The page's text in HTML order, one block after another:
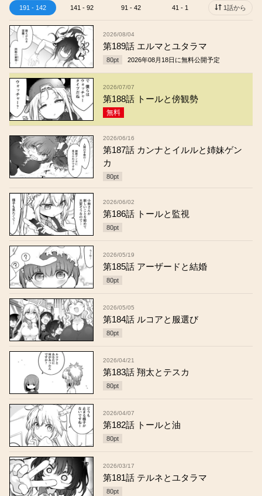
191 - 142 141 - 92 91 - 42 41 - 1 1話から
2026/08/04
第189話 エルマとユタラマ
80pt 2026年08月18日 に無料公開予定
2026/07/07
第188話 トールと傍観勢
無料
2026/06/16
第187話 カンナとイルルと姉妹ゲン
カ
80pt
2026/06/02
第186話 トールと監視
80pt
2026/05/19
第185話 アーザードと結婚
80pt
2026/05/05
第184話 ルコアと服選び
80pt
2026/04/21
第183話 翔太とテスカ
80pt
2026/04/07
第182話 トールと油
80pt
2026/03/17
第181話 テルネとユタラマ
80pt